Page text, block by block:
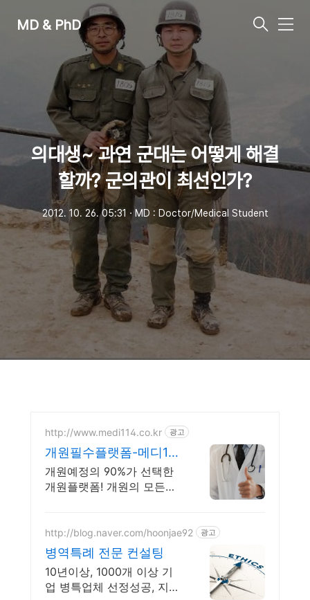
MD & PhD
메
의대생~ 과연 군대는 어떻게 해결
할까? 군의관이 최선인가?
2012. 10. 26. 05:31 ㆍMD : Doctor/Medical Student
http://www.medi114.co.kr 광고
개원필수플랫폼-메디114
15만 의사와 함께합니다!
개원예정의 90%가 선택한
개원플랫폼! 개원의 모든것
http://blog.naver.com/hoonjae92 광고
병역특례 전문 컨설팅
10년이상, 1000개 이상 기
업 병특업체 선정성공, 지정